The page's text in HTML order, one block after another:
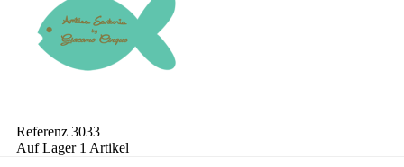
Referenz 3033
Auf Lager 1 Artikel